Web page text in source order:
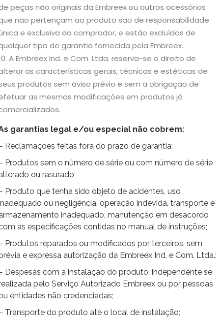
peças não originais da Embreex ou outros acessórios
não pertençam ao produto são de responsabilidade
e exclusiva do comprador, e estão excluídos de
tipo de garantia fornecida pela Embreex.
A Embreex Ind. e Com. Ltda. reserva-se o direito de
as características gerais, técnicas e estéticas de
produtos sem aviso prévio e sem a obrigação de
as mesmas modificações em produtos já
garantias legal e/ou especial não cobrem:
Reclamações feitas fora do prazo de garantia;
Produtos sem o número de série ou com número de série
ou rasurado;
Produto que tenha sido objeto de acidentes, uso
ou negligência, operação indevida, transporte e
inadequado, manutenção em desacordo
as especificações contidas no manual de instruções;
Produtos reparados ou modificados por terceiros, sem
e expressa autorização da Embreex Ind. e Com. Ltda.;
Despesas com a instalação do produto, independente se
pelo Serviço Autorizado Embreex ou por pessoas
entidades não credenciadas;
Transporte do produto até o local de instalação;